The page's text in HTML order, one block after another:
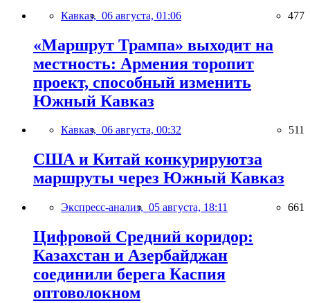
Кавказ, 06 августа, 01:06 477
«Маршрут Трампа» выходит на
местность: Армения торопит
проект, способный изменить
Южный Кавказ
Кавказ, 06 августа, 00:32 511
США и Китай конкурируютза
маршруты через Южный Кавказ
Экспресс-анализ, 05 августа, 18:11 661
Цифровой Средний коридор:
Казахстан и Азербайджан
соединили берега Каспия
оптоволокном